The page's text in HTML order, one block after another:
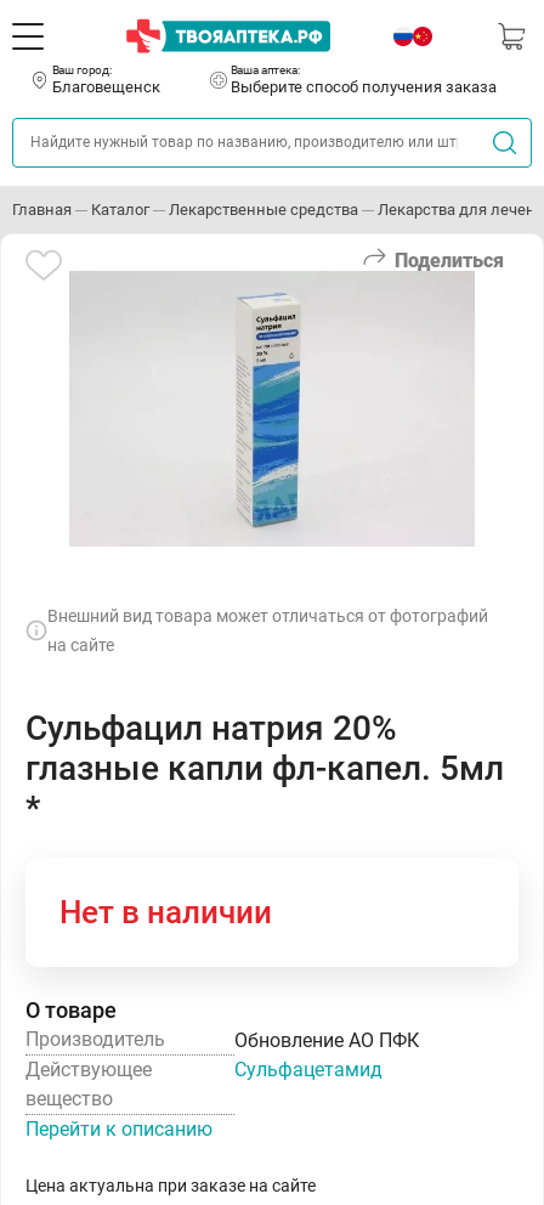
Ваш город:
Благовещенск
Ваша аптека:
Выберите способ получения заказа
Главная Каталог Лекарственные средства Лекарства для
Поделиться
Внешний вид товара может отличаться от фотографий
на сайте
Сульфацил натрия 20%
глазные капли фл-капел. 5мл
*
Нет в наличии
О товаре
Производитель
Обновление АО ПФК
Действующее
вещество
Сульфацетамид
Перейти к описанию
Цена актуальна при заказе на сайте